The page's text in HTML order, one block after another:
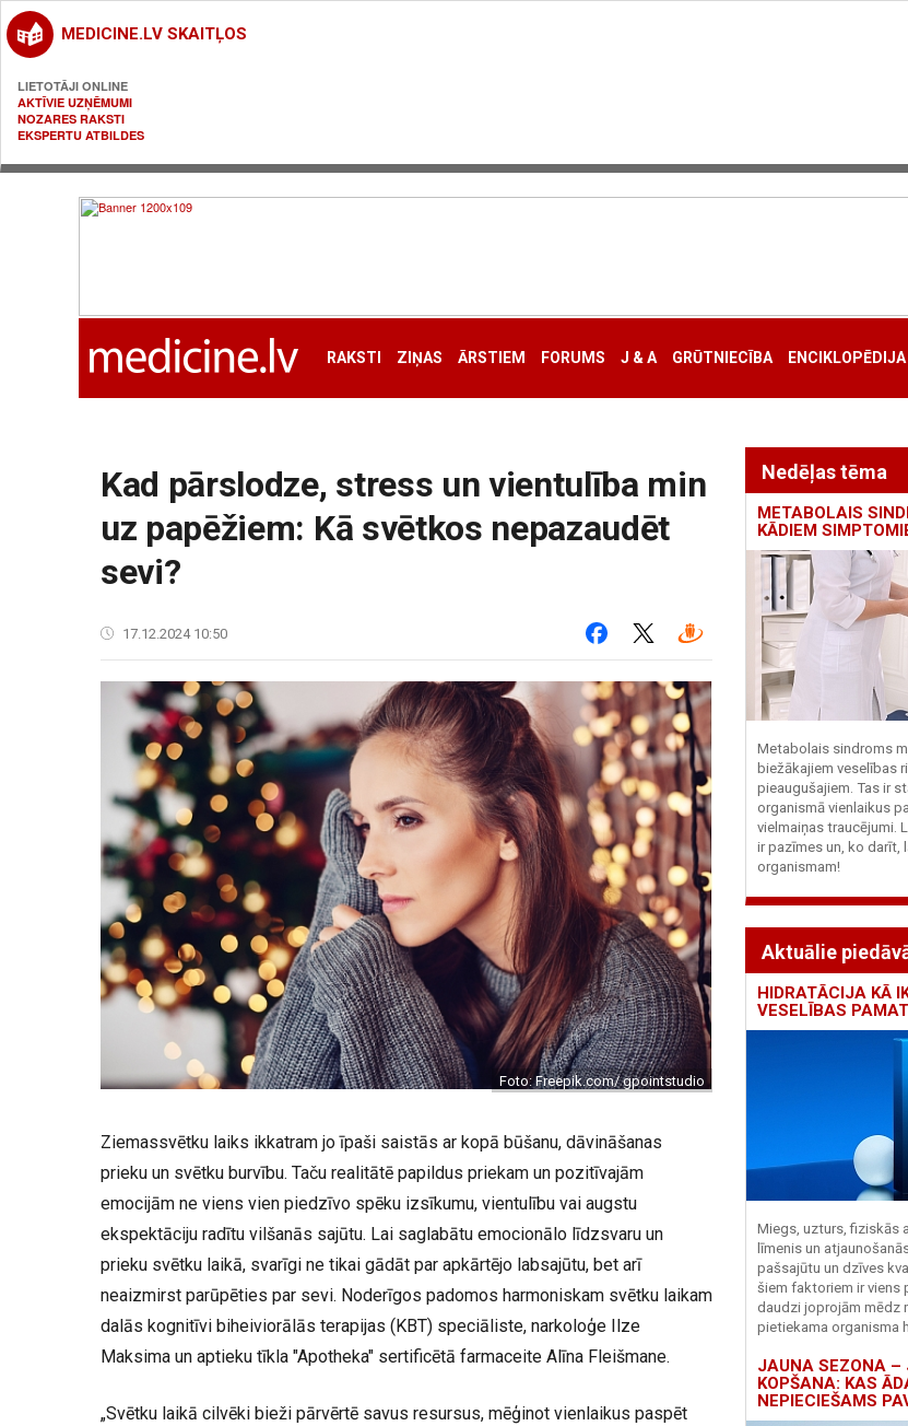
MEDICINE.LV SKAITĻOS
LIETOTĀJI ONLINE
AKTĪVIE UZŅĒMUMI
NOZARES RAKSTI
EKSPERTU ATBILDES
RAKSTI ZIŅAS ĀRSTIEM FORUMS J & A GRŪTNIECĪBA ENCIKLOPĒDIJA
Kad pārslodze, stress un vientulība min
uz papēžiem: Kā svētkos nepazaudēt
sevi?
17.12.2024 10:50
Foto: Freepik.com/ gpointstudio
Ziemassvētku laiks ikkatram jo īpaši saistās ar kopā būšanu, dāvināšanas
prieku un svētku burvību. Taču realitātē papildus priekam un pozitīvajām
emocijām ne viens vien piedzīvo spēku izsīkumu, vientulību vai augstu
ekspektāciju radītu vilšanās sajūtu. Lai saglabātu emocionālo līdzsvaru un
prieku svētku laikā, svarīgi ne tikai gādāt par apkārtējo labsajūtu, bet arī
neaizmirst parūpēties par sevi. Noderīgos padomos harmoniskam svētku laikam
dalās kognitīvi biheiviorālās terapijas (KBT) speciāliste, narkoloģe Ilze
Maksima un aptieku tīkla "Apotheka" sertificētā farmaceite Alīna Fleišmane.
„Svētku laikā cilvēki bieži pārvērtē savus resursus, mēģinot vienlaikus paspēt
Nedēļas tēma
METABOLAIS
KĀDIEM
Metabolais sindroms
biežākajiem veselības
pieaugušajiem. Tas ir
organismā vienlaikus
vielmaiņas traucējumi.
ir pazīmes un, ko darīt,
organismam!
Aktuālie
HIDRATĀCIJA KĀ
VESELĪBAS
Miegs, uzturs, fiziskās
līmenis un
pašsajūtu un dzīves
šiem faktoriem ir viens
daudzi joprojām mēdz
pietiekama organisma
JAUNA SEZONA –
KOPŠANA: KAS
NEPIECIEŠAMS